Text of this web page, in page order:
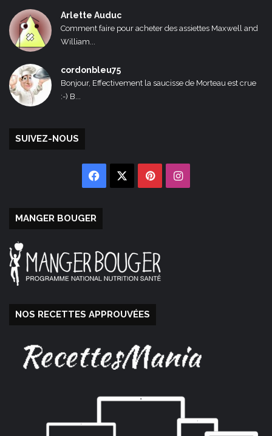
Arlette Auduc
Comment faire pour acheter des assiettes Maxwell and
William...
cordonbleu75
Bonjour, Effectivement la saucisse de Morteau est crue
:-) B...
SUIVEZ-NOUS
Facebook PinterestInstagram
MANGER BOUGER
NOS RECETTES APPROUVÉES